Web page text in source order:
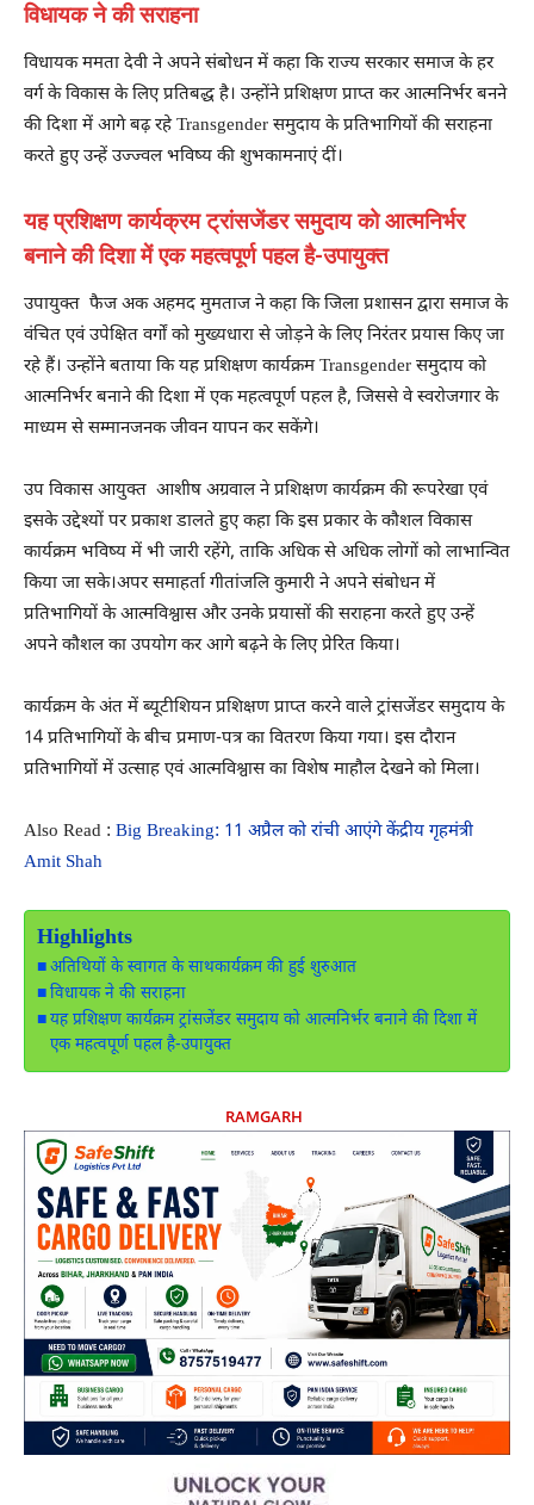
विधायक ने की सराहना
विधायक ममता देवी ने अपने संबोधन में कहा कि राज्य सरकार समाज के हर
वर्ग के विकास के लिए प्रतिबद्ध है। उन्होंने प्रशिक्षण प्राप्त कर आत्मनिर्भर बनने
की दिशा में आगे बढ़ रहे Transgender समुदाय के प्रतिभागियों की सराहना
करते हुए उन्हें उज्ज्वल भविष्य की शुभकामनाएं दीं।
यह प्रशिक्षण कार्यक्रम ट्रांसजेंडर समुदाय को आत्मनिर्भर
बनाने की दिशा में एक महत्वपूर्ण पहल है-उपायुक्त
उपायुक्त फैज अक अहमद मुमताज ने कहा कि जिला प्रशासन द्वारा समाज के
वंचित एवं उपेक्षित वर्गों को मुख्यधारा से जोड़ने के लिए निरंतर प्रयास किए जा
रहे हैं। उन्होंने बताया कि यह प्रशिक्षण कार्यक्रम Transgender समुदाय को
आत्मनिर्भर बनाने की दिशा में एक महत्वपूर्ण पहल है, जिससे वे स्वरोजगार के
माध्यम से सम्मानजनक जीवन यापन कर सकेंगे।
उप विकास आयुक्त आशीष अग्रवाल ने प्रशिक्षण कार्यक्रम की रूपरेखा एवं
इसके उद्देश्यों पर प्रकाश डालते हुए कहा कि इस प्रकार के कौशल विकास
कार्यक्रम भविष्य में भी जारी रहेंगे, ताकि अधिक से अधिक लोगों को लाभान्वित
किया जा सके।अपर समाहर्ता गीतांजलि कुमारी ने अपने संबोधन में
प्रतिभागियों के आत्मविश्वास और उनके प्रयासों की सराहना करते हुए उन्हें
अपने कौशल का उपयोग कर आगे बढ़ने के लिए प्रेरित किया।
कार्यक्रम के अंत में ब्यूटीशियन प्रशिक्षण प्राप्त करने वाले ट्रांसजेंडर समुदाय के
14 प्रतिभागियों के बीच प्रमाण-पत्र का वितरण किया गया। इस दौरान
प्रतिभागियों में उत्साह एवं आत्मविश्वास का विशेष माहौल देखने को मिला।
Also Read : Big Breaking: 11 अप्रैल को रांची आएंगे केंद्रीय गृहमंत्री
Amit Shah
Highlights
अतिथियों के स्वागत के साथकार्यक्रम की हुई शुरुआत
विधायक ने की सराहना
यह प्रशिक्षण कार्यक्रम ट्रांसजेंडर समुदाय को आत्मनिर्भर बनाने की दिशा में
एक महत्वपूर्ण पहल है-उपायुक्त
RAMGARH